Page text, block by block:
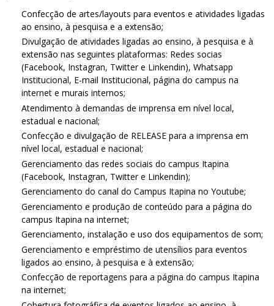
Confecção de artes/layouts para eventos e atividades ligadas
ao ensino, à pesquisa e a extensão;
Divulgação de atividades ligadas ao ensino, à pesquisa e à
extensão nas seguintes plataformas: Redes socias
(Facebook, Instagran, Twitter e Linkendin), Whatsapp
Institucional, E-mail Institucional, página do campus na
internet e murais internos;
Atendimento à demandas de imprensa em nível local,
estadual e nacional;
Confecção e divulgação de RELEASE para a imprensa em
nível local, estadual e nacional;
Gerenciamento das redes sociais do campus Itapina
(Facebook, Instagran, Twitter e Linkendin);
Gerenciamento do canal do Campus Itapina no Youtube;
Gerenciamento e produção de conteúdo para a página do
campus Itapina na internet;
Gerenciamento, instalação e uso dos equipamentos de som;
Gerenciamento e empréstimo de utensílios para eventos
ligados ao ensino, à pesquisa e à extensão;
Confecção de reportagens para a página do campus Itapina
na internet;